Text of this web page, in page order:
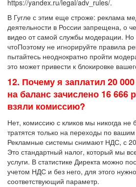
https://yandex.ru/legal/adv_rules/.
В Гугле с этим еще строже: реклама
деятельности в России запрещена, о
видео от самой службы модерации. Но
чтоПоэтому не игнорируйте правила
пытайтесь неоднократно пройти
это может привести к блокировке
12. Почему я заплатил 20
на баланс зачислено 16 666
взяли комиссию?
Нет, комиссию с кликов мы никогда не
тратятся только на переходы по
Рекламные системы снимают НДС, с
Это стандартный налог, который мы
услуги. В статистике Директа можно
учетом НДС и без него, для этого
соответствующий параметр.